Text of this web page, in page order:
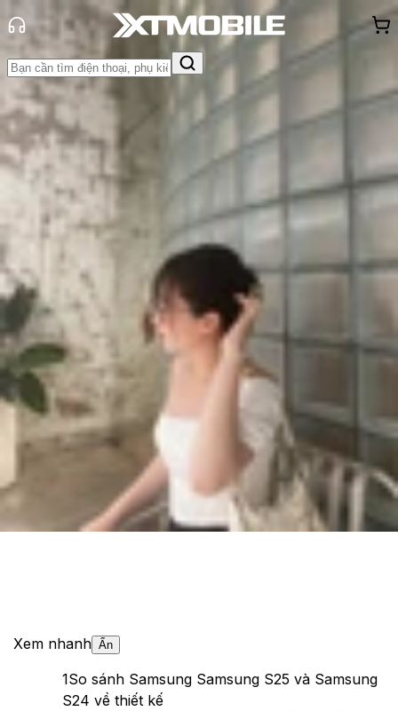
Trang chủ
Tin tức
So Sánh
Tin Mới
Đánh Giá - Trên Tay
Khuyến
Thủ thuật Thông báoKhách
hàng - Sự kiện
So sánh Samsung Galaxy S25 và
S24: Có đáng để nâng cấp?
Triệu Vy
Ngày đăng: 24/09/2024
Cập nhật:
24/09/2024
Theo dõi XTMobile trên
Xem nhanh Ẩn
1So sánh Samsung Samsung S25 và Samsung
S24 về thiết kế